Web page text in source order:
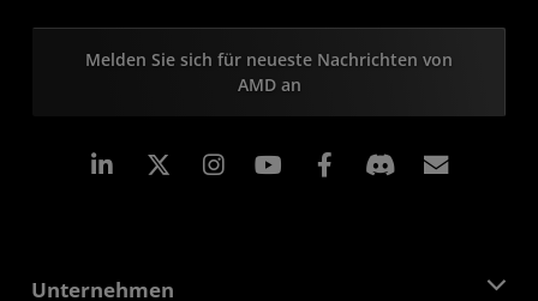
Melden Sie sich für neueste Nachrichten von
AMD an
LinkedIn Instagram Facebook
Unternehmen